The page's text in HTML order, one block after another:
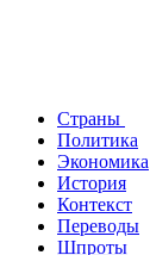
Страны
Политика
Экономика
История
Контекст
Переводы
Шпроты